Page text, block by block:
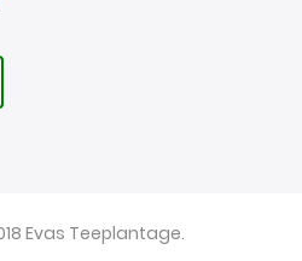
Evas Teeplantage.